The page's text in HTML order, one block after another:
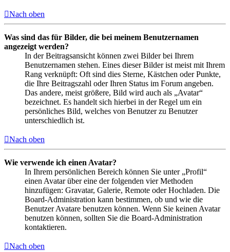
Nach oben
Was sind das für Bilder, die bei meinem Benutzernamen
angezeigt werden?
In der Beitragsansicht können zwei Bilder bei Ihrem
Benutzernamen stehen. Eines dieser Bilder ist meist mit Ihrem
Rang verknüpft: Oft sind dies Sterne, Kästchen oder Punkte,
die Ihre Beitragszahl oder Ihren Status im Forum angeben.
Das andere, meist größere, Bild wird auch als „Avatar“
bezeichnet. Es handelt sich hierbei in der Regel um ein
persönliches Bild, welches von Benutzer zu Benutzer
unterschiedlich ist.
Nach oben
Wie verwende ich einen Avatar?
In Ihrem persönlichen Bereich können Sie unter „Profil“
einen Avatar über eine der folgenden vier Methoden
hinzufügen: Gravatar, Galerie, Remote oder Hochladen. Die
Board-Administration kann bestimmen, ob und wie die
Benutzer Avatare benutzen können. Wenn Sie keinen Avatar
benutzen können, sollten Sie die Board-Administration
kontaktieren.
Nach oben